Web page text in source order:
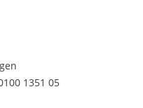
1351 05